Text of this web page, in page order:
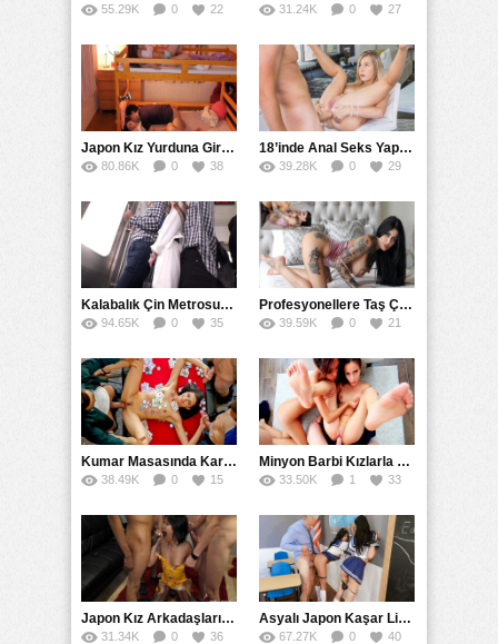
55.29K 0 22 31.24K 0 27
Japon Kız Yurduna Giren Sapık Ranzadaki Kızları Sikti
80.86K 0 38
18’inde Anal Seks Yaparak Göt Sikişi Denedi
39.28K 0 29
Kalabalık Çin Metrosunda Toplu Tecavüz Skandalı
94.65K 0 35
Profesyonellere Taş Çıkaran Dövmelilerin Amatör Sikişi
39.59K 0 21
Kumar Masasında Karısını Siktirecek Kadar Kaybetti
38.49K 0 15
Minyon Barbi Kızlarla Amatör Grup Seks
33.50K 1 33
Japon Kız Arkadaşları Tarafından Gangbang Toplu Sikildi
31.34K 0 36
Asyalı Japon Kaşar Liselileri Siken Öğretmen
67.27K 0 40